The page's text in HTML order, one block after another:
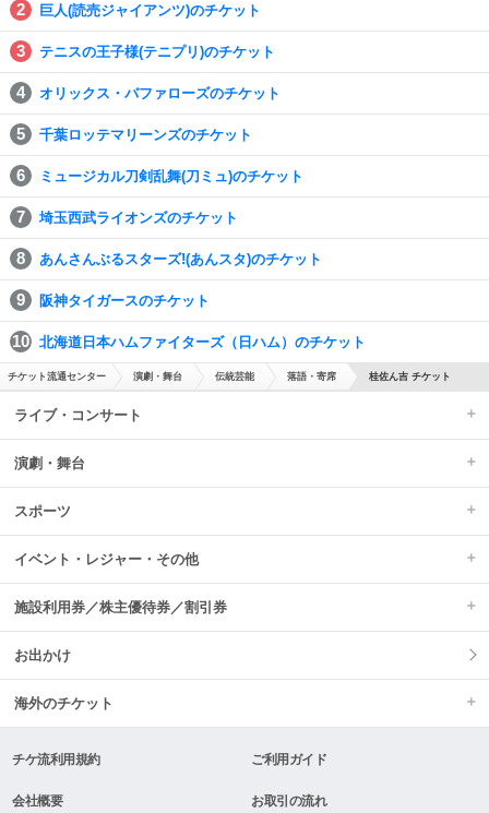
巨人(読売ジャイアンツ)のチケット
テニスの王子様(テニプリ)のチケット
オリックス・バファローズのチケット
千葉ロッテマリーンズのチケット
ミュージカル刀剣乱舞(刀ミュ)のチケット
埼玉西武ライオンズのチケット
あんさんぶるスターズ!(あんスタ)のチケット
阪神タイガースのチケット
北海道日本ハムファイターズ（日ハム）のチケット
チケット流通センター 演劇・舞台 伝統芸能 落語・寄席 桂佐ん吉 チケット
ライブ・コンサート
演劇・舞台
スポーツ
イベント・レジャー・その他
施設利用券／株主優待券／割引券
お出かけ
海外のチケット
チケ流利用規約 ご利用ガイド
会社概要 お取引の流れ